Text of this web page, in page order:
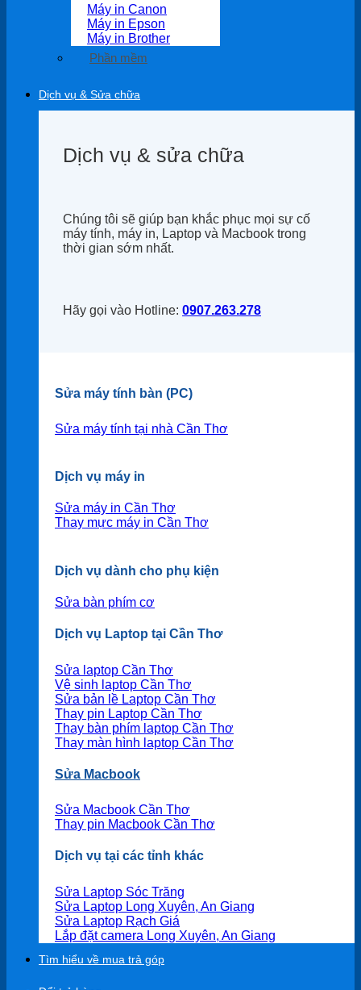
Máy in Canon
Máy in Epson
Máy in Brother
Phần mềm
Dịch vụ & Sửa chữa
Dịch vụ & sửa chữa
Chúng tôi sẽ giúp bạn khắc phục mọi sự cố
máy tính, máy in, Laptop và Macbook trong
thời gian sớm nhất.
Hãy gọi vào Hotline: 0907.263.278
Sửa máy tính bàn (PC)
Sửa máy tính tại nhà Cần Thơ
Dịch vụ máy in
Sửa máy in Cần Thơ
Thay mực máy in Cần Thơ
Dịch vụ dành cho phụ kiện
Sửa bàn phím cơ
Dịch vụ Laptop tại Cần Thơ
Sửa laptop Cần Thơ
Vệ sinh laptop Cần Thơ
Sửa bản lề Laptop Cần Thơ
Thay pin Laptop Cần Thơ
Thay bàn phím laptop Cần Thơ
Thay màn hình laptop Cần Thơ
Sửa Macbook
Sửa Macbook Cần Thơ
Thay pin Macbook Cần Thơ
Dịch vụ tại các tỉnh khác
Sửa Laptop Sóc Trăng
Sửa Laptop Long Xuyên, An Giang
Sửa Laptop Rạch Giá
Lắp đặt camera Long Xuyên, An Giang
Tìm hiểu về mua trả góp